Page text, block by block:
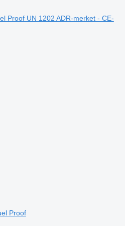
Proof UN 1202 ADR-merket - CE-
Proof